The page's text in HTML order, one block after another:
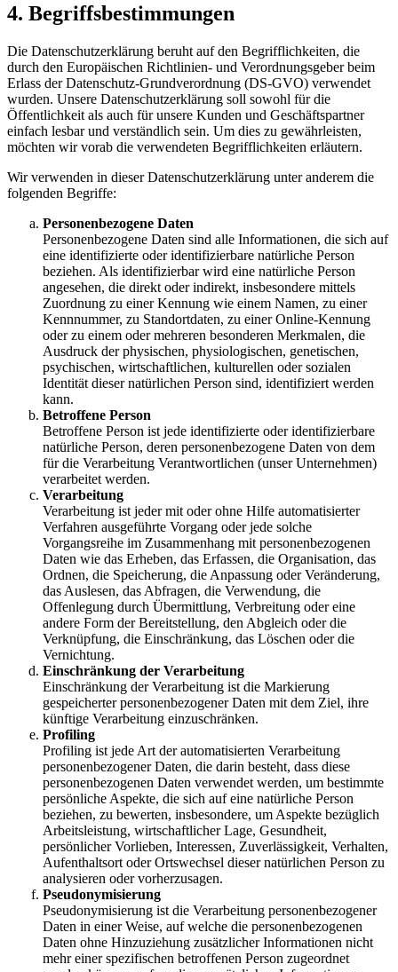
4. Begriffsbestimmungen
Die Datenschutzerklärung beruht auf den Begrifflichkeiten, die
durch den Europäischen Richtlinien- und Verordnungsgeber beim
Erlass der Datenschutz-Grundverordnung (DS-GVO) verwendet
wurden. Unsere Datenschutzerklärung soll sowohl für die
Öffentlichkeit als auch für unsere Kunden und Geschäftspartner
einfach lesbar und verständlich sein. Um dies zu gewährleisten,
möchten wir vorab die verwendeten Begrifflichkeiten erläutern.
Wir verwenden in dieser Datenschutzerklärung unter anderem die
folgenden Begriffe:
Personenbezogene Daten
Personenbezogene Daten sind alle Informationen, die sich auf
eine identifizierte oder identifizierbare natürliche Person
beziehen. Als identifizierbar wird eine natürliche Person
angesehen, die direkt oder indirekt, insbesondere mittels
Zuordnung zu einer Kennung wie einem Namen, zu einer
Kennnummer, zu Standortdaten, zu einer Online-Kennung
oder zu einem oder mehreren besonderen Merkmalen, die
Ausdruck der physischen, physiologischen, genetischen,
psychischen, wirtschaftlichen, kulturellen oder sozialen
Identität dieser natürlichen Person sind, identifiziert werden
kann.
Betroffene Person
Betroffene Person ist jede identifizierte oder identifizierbare
natürliche Person, deren personenbezogene Daten von dem
für die Verarbeitung Verantwortlichen (unser Unternehmen)
verarbeitet werden.
Verarbeitung
Verarbeitung ist jeder mit oder ohne Hilfe automatisierter
Verfahren ausgeführte Vorgang oder jede solche
Vorgangsreihe im Zusammenhang mit personenbezogenen
Daten wie das Erheben, das Erfassen, die Organisation, das
Ordnen, die Speicherung, die Anpassung oder Veränderung,
das Auslesen, das Abfragen, die Verwendung, die
Offenlegung durch Übermittlung, Verbreitung oder eine
andere Form der Bereitstellung, den Abgleich oder die
Verknüpfung, die Einschränkung, das Löschen oder die
Vernichtung.
Einschränkung der Verarbeitung
Einschränkung der Verarbeitung ist die Markierung
gespeicherter personenbezogener Daten mit dem Ziel, ihre
künftige Verarbeitung einzuschränken.
Profiling
Profiling ist jede Art der automatisierten Verarbeitung
personenbezogener Daten, die darin besteht, dass diese
personenbezogenen Daten verwendet werden, um bestimmte
persönliche Aspekte, die sich auf eine natürliche Person
beziehen, zu bewerten, insbesondere, um Aspekte bezüglich
Arbeitsleistung, wirtschaftlicher Lage, Gesundheit,
persönlicher Vorlieben, Interessen, Zuverlässigkeit, Verhalten,
Aufenthaltsort oder Ortswechsel dieser natürlichen Person zu
analysieren oder vorherzusagen.
Pseudonymisierung
Pseudonymisierung ist die Verarbeitung personenbezogener
Daten in einer Weise, auf welche die personenbezogenen
Daten ohne Hinzuziehung zusätzlicher Informationen nicht
mehr einer spezifischen betroffenen Person zugeordnet